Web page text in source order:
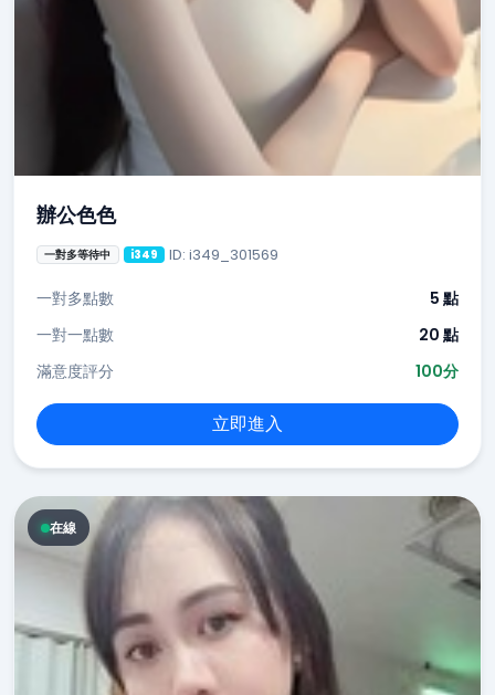
辦公色色
一對多等待中 i349 ID: i349_301569
一對多點數
5 點
一對一點數
20 點
滿意度評分
100分
立即進入
在線